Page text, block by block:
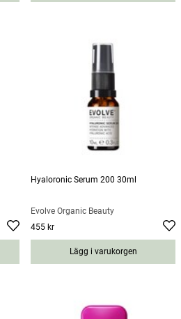
Hyaloronic Serum 200 30ml
Evolve Organic Beauty
Pris:
455 kr
Lägg i varukorgen